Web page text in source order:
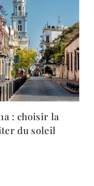
: choisir la
du soleil